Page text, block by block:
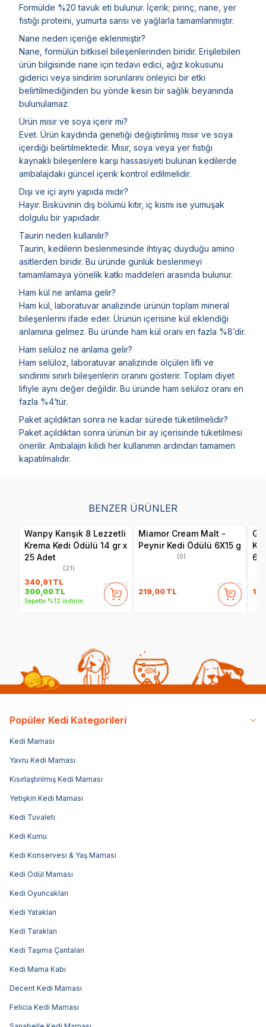
Formülde %20 tavuk eti bulunur. İçerik; pirinç, nane, yer
fıstığı proteini, yumurta sarısı ve yağlarla tamamlanmıştır.
Nane neden içeriğe eklenmiştir?
Nane, formülün bitkisel bileşenlerinden biridir. Erişilebilen
ürün bilgisinde nane için tedavi edici, ağız kokusunu
giderici veya sindirim sorunlarını önleyici bir etki
belirtilmediğinden bu yönde kesin bir sağlık beyanında
bulunulamaz.
Ürün mısır ve soya içerir mi?
Evet. Ürün kaydında genetiği değiştirilmiş mısır ve soya
içerdiği belirtilmektedir. Mısır, soya veya yer fıstığı
kaynaklı bileşenlere karşı hassasiyeti bulunan kedilerde
ambalajdaki güncel içerik kontrol edilmelidir.
Dışı ve içi aynı yapıda mıdır?
Hayır. Bisküvinin dış bölümü kıtır, iç kısmı ise yumuşak
dolgulu bir yapıdadır.
Taurin neden kullanılır?
Taurin, kedilerin beslenmesinde ihtiyaç duyduğu amino
asitlerden biridir. Bu üründe günlük beslenmeyi
tamamlamaya yönelik katkı maddeleri arasında bulunur.
Ham kül ne anlama gelir?
Ham kül, laboratuvar analizinde ürünün toplam mineral
bileşenlerini ifade eder. Ürünün içerisine kül eklendiği
anlamına gelmez. Bu üründe ham kül oranı en fazla %8’dir.
Ham selüloz ne anlama gelir?
Ham selüloz, laboratuvar analizinde ölçülen lifli ve
sindirimi sınırlı bileşenlerin oranını gösterir. Toplam diyet
lifiyle aynı değer değildir. Bu üründe ham selüloz oranı en
fazla %4’tür.
Paket açıldıktan sonra ne kadar sürede tüketilmelidir?
Paket açıldıktan sonra ürünün bir ay içerisinde tüketilmesi
önerilir. Ambalajın kilidi her kullanımın ardından tamamen
kapatılmalıdır.
BENZER ÜRÜNLER
Wanpy Karışık 8 Lezzetli
Krema Kedi Ödülü 14 gr x
25 Adet
(21)
340,91 TL
300,00 TL
Sepette %12 indirim
Miamor Cream Malt -
Peynir Kedi Ödülü 6X15 g
(0)
219,00 TL
60
Popüler Kedi Kategorileri
Kedi Maması
Yavru Kedi Maması
Kısırlaştırılmış Kedi Maması
Yetişkin Kedi Maması
Kedi Tuvaleti
Kedi Kumu
Kedi Konservesi & Yaş Maması
Kedi Ödül Maması
Kedi Oyuncakları
Kedi Yatakları
Kedi Tarakları
Kedi Taşıma Çantaları
Kedi Mama Kabı
Decent Kedi Maması
Felicia Kedi Maması